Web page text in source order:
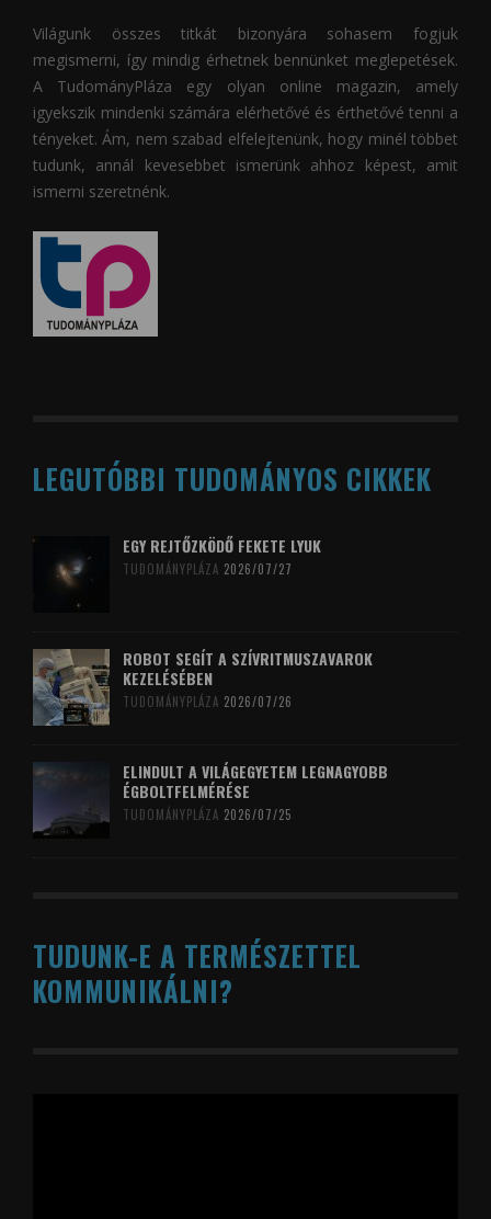
Világunk összes titkát bizonyára sohasem fogjuk
megismerni, így mindig érhetnek bennünket meglepetések.
A TudományPláza egy olyan online magazin, amely
igyekszik mindenki számára elérhetővé és érthetővé tenni a
tényeket. Ám, nem szabad elfelejtenünk, hogy minél többet
tudunk, annál kevesebbet ismerünk ahhoz képest, amit
ismerni szeretnénk.
LEGUTÓBBI TUDOMÁNYOS CIKKEK
EGY REJTŐZKÖDŐ FEKETE LYUK
TUDOMÁNYPLÁZA 2026/07/27
ROBOT SEGÍT A SZÍVRITMUSZAVAROK
KEZELÉSÉBEN
TUDOMÁNYPLÁZA 2026/07/26
ELINDULT A VILÁGEGYETEM LEGNAGYOBB
ÉGBOLTFELMÉRÉSE
TUDOMÁNYPLÁZA 2026/07/25
TUDUNK-E A TERMÉSZETTEL
KOMMUNIKÁLNI?